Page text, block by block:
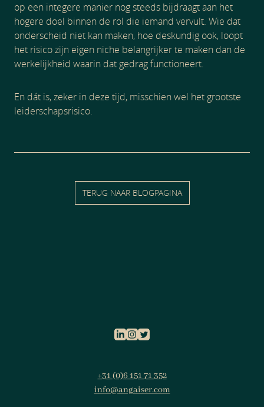
op een integere manier nog steeds bijdraagt aan het
hogere doel binnen de rol die iemand vervult. Wie dat
onderscheid niet kan maken, hoe deskundig ook, loopt
het risico zijn eigen niche belangrijker te maken dan de
werkelijkheid waarin dat gedrag functioneert.
En dát is, zeker in deze tijd, misschien wel het grootste
leiderschapsrisico.
TERUG NAAR BLOGPAGINA
+31 (0)6 151 71 352
info@angaiser.com